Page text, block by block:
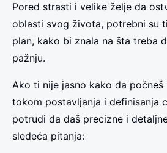
Pored strasti i velike želje da
oblasti svog života, potrebni su
plan, kako bi znala na šta treba
pažnju.
Ako ti nije jasno kako da
tokom postavljanja i definisanja
potrudi da daš precizne i
sledeća pitanja: